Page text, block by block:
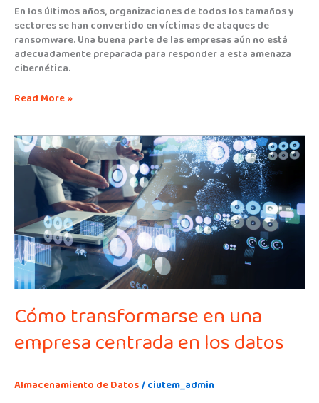
En los últimos años, organizaciones de todos los tamaños y
sectores se han convertido en víctimas de ataques de
ransomware. Una buena parte de las empresas aún no está
adecuadamente preparada para responder a esta amenaza
cibernética.
Read More »
Cómo transformarse en una
empresa centrada en los datos
Almacenamiento de Datos/ciutem_admin
Cómo
transformarse
en
empresa
centrada
en
los
datos